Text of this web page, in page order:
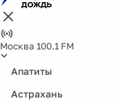
Москва 100.1 FM
Апатиты
Астрахань